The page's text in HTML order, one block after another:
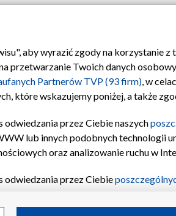
Regulamin TVP Polityka
aby wyrazić zgody na korzystanie
przetwarzanie Twoich danych
Partnerów TVP (93 firm), w
które wskazujemy poniżej, a także
przez Ciebie naszych
lub innych podobnych technologii
oraz analizowanie ruchu w
odwiedzania przez Ciebie
celów i funkcji: przechowywania